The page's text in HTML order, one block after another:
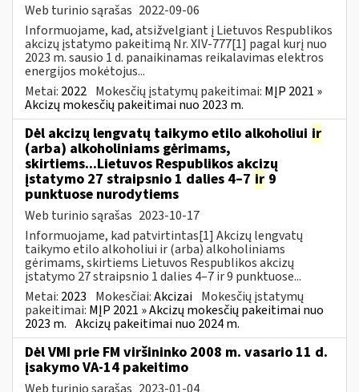
Web turinio sąrašas 2022-09-06
Informuojame, kad, atsižvelgiant į Lietuvos Respublikos
akcizų įstatymo pakeitimą Nr. XIV-777[1] pagal kurį nuo
2023 m. sausio 1 d. panaikinamas reikalavimas elektros
energijos mokėtojus...
Metai: 2022 Mokesčių įstatymų pakeitimai: MĮP 2021 »
Akcizų mokesčių pakeitimai nuo 2023 m.
Dėl akcizų lengvatų taikymo etilo alkoholiui ir
(arba) alkoholiniams gėrimams,
skirtiems...Lietuvos Respublikos akcizų
įstatymo 27 straipsnio 1 dalies 4–7 ir 9
punktuose nurodytiems
Web turinio sąrašas 2023-10-17
Informuojame, kad patvirtintas[1] Akcizų lengvatų
taikymo etilo alkoholiui ir (arba) alkoholiniams
gėrimams, skirtiems Lietuvos Respublikos akcizų
įstatymo 27 straipsnio 1 dalies 4–7 ir 9 punktuose...
Metai: 2023 Mokesčiai:Akcizai Mokesčių įstatymų
pakeitimai: MĮP 2021 » Akcizų mokesčių pakeitimai nuo
2023 m. Akcizų pakeitimai nuo 2024 m.
Dėl VMI prie FM viršininko 2008 m. vasario 11 d.
įsakymo VA-14 pakeitimo
Web turinio sąrašas 2023-01-04